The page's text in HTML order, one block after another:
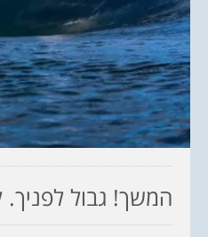
המשך! גבול